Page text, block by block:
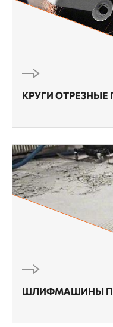
КРУГИ
ШЛИФМАШИНЫ